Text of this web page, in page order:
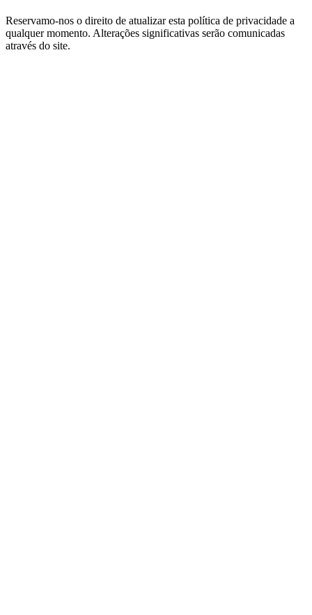
Reservamo-nos o direito de atualizar esta política de privacidade a
qualquer momento. Alterações significativas serão comunicadas
através do site.